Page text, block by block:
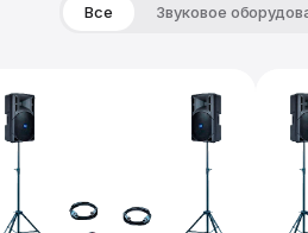
Все Звуковое